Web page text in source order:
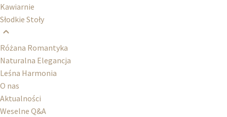
Kawiarnie
Słodkie Stoły
Różana Romantyka
Naturalna Elegancja
Leśna Harmonia
O nas
Aktualności
Weselne Q&A